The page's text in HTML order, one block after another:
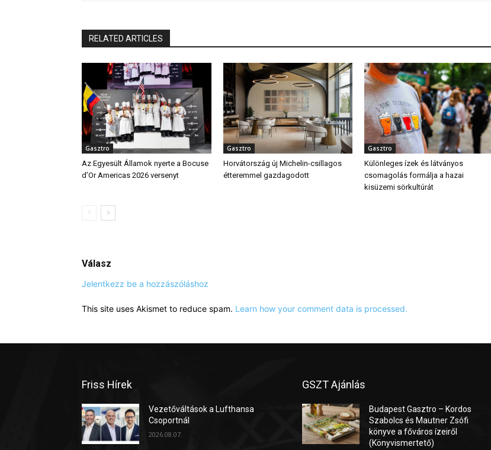
RELATED ARTICLES
Gasztro
Az Egyesült Államok nyerte a Bocuse
d’Or Americas 2026 versenyt
Gasztro
Horvátország új Michelin-csillagos
étteremmel gazdagodott
Gasztro
Különleges ízek és látványos
csomagolás formálja a hazai
kisüzemi sörkultúrát
Válasz
Jelentkezz be a hozzászóláshoz
This site uses Akismet to reduce spam. Learn how your comment data is processed.
Friss Hírek
Vezetőváltások a Lufthansa
Csoportnál
2026.08.07.
GSZT Ajánlás
Budapest Gasztro – Kordos
Szabolcs és Mautner Zsófi
könyve a főváros ízeiről
(Könyvismertető)